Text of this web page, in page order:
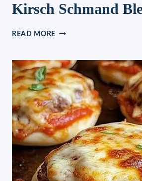
Kirsch Schmand
READ MORE KIRSCH